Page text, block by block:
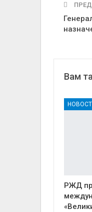
Вам
РЖД